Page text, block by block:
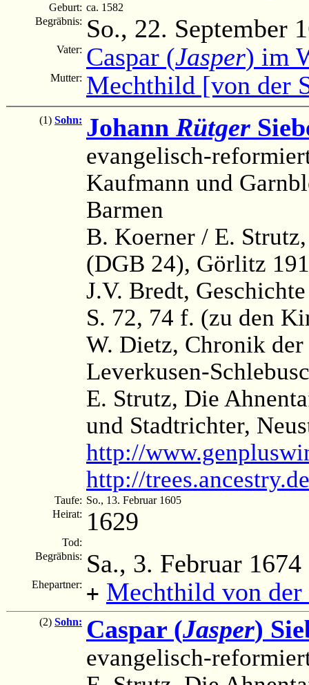
Geburt: ca. 1582
Begräbnis: So., 22. September
Vater: Caspar (Jasper) im
Mutter: Mechthild [von der
(1) Sohn: Johann Rütger
evangelisch-
Kaufmann und
Barmen
B. Koerner / E.
(DGB 24), Görlitz
J.V. Bredt,
S. 72, 74 f. (zu den
W. Dietz, Chronik
Leverkusen-
E. Strutz, Die
und Stadtrichter,
http://
http://
Taufe: So., 13. Februar 1605
Heirat: 1629
Tod:
Begräbnis: Sa., 3. Februar 1674
Ehepartner: + Mechthild von der
(2) Sohn: Caspar (Jasper)
evangelisch-